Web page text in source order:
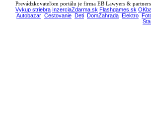
Prevádzkovateľom portálu je firma EB Lawyers & partners
Vykup striebra InzerciaZdarma.sk Flashgames.sk
Autobazar Cestovanie Deti DomZahrada Elektro